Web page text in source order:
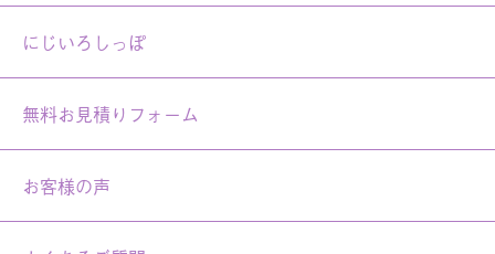
にじいろしっぽ
無料お見積りフォーム
お客様の声